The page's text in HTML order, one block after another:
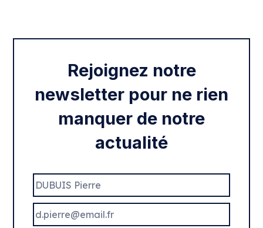
Rejoignez notre
newsletter pour ne rien
manquer de notre
actualité